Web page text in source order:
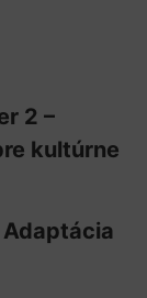
2 –
kultúrne